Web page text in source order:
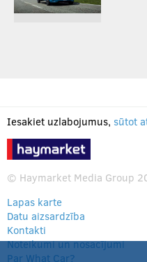
Iesakiet uzlabojumus, sūtot
© Haymarket Media Group
Lapas karte
Datu aizsardzība
Kontakti
Noteikumi un nosacījumi
Par What Car?